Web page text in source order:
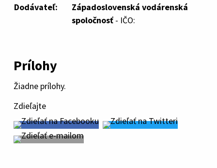
Dodávateľ:
Západoslovenská vodárenská
spoločnosť - IČO:
Prílohy
Žiadne prílohy.
Zdieľajte